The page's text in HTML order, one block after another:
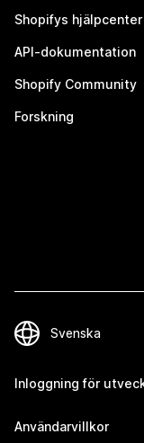
Shopifys hjälpcenter
API-dokumentation
Shopify Community
Forskning
Inloggning för
Användarvillkor